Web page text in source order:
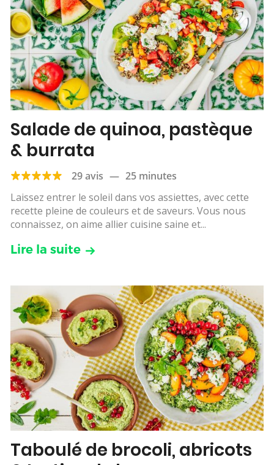
Salade de quinoa, pastèque
& burrata
29 avis — 25 minutes
Laissez entrer le soleil dans vos assiettes, avec cette
recette pleine de couleurs et de saveurs. Vous nous
connaissez, on aime allier cuisine saine et...
Lire la suite
Taboulé de brocoli, abricots